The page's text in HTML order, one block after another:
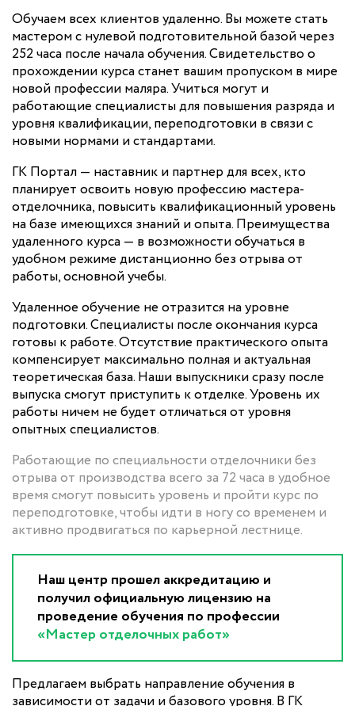
Обучаем всех клиентов удаленно. Вы можете стать
мастером с нулевой подготовительной базой через
252 часа после начала обучения. Свидетельство о
прохождении курса станет вашим пропуском в мире
новой профессии маляра. Учиться могут и
работающие специалисты для повышения разряда и
уровня квалификации, переподготовки в связи с
новыми нормами и стандартами.
ГК Портал — наставник и партнер для всех, кто
планирует освоить новую профессию мастера-
отделочника, повысить квалификационный уровень
на базе имеющихся знаний и опыта. Преимущества
удаленного курса — в возможности обучаться в
удобном режиме дистанционно без отрыва от
работы, основной учебы.
Удаленное обучение не отразится на уровне
подготовки. Специалисты после окончания курса
готовы к работе. Отсутствие практического опыта
компенсирует максимально полная и актуальная
теоретическая база. Наши выпускники сразу после
выпуска смогут приступить к отделке. Уровень их
работы ничем не будет отличаться от уровня
опытных специалистов.
Работающие по специальности отделочники без
отрыва от производства всего за 72 часа в удобное
время смогут повысить уровень и пройти курс по
переподготовке, чтобы идти в ногу со временем и
активно продвигаться по карьерной лестнице.
Наш центр прошел аккредитацию и
получил официальную лицензию на
проведение обучения по профессии
«Мастер отделочных работ»
Предлагаем выбрать направление обучения в
зависимости от задачи и базового уровня. В ГК